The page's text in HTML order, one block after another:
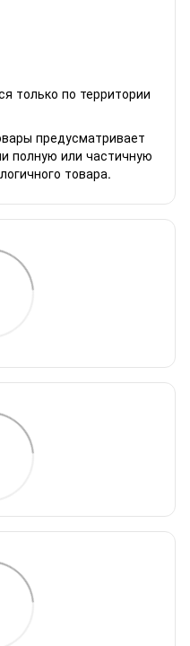
только по территории
предусматривает
полную или частичную
товара.